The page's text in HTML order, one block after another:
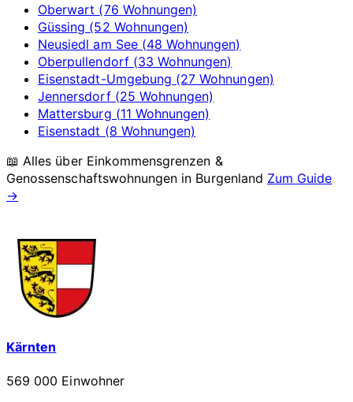
Oberwart (76 Wohnungen)
Güssing (52 Wohnungen)
Neusiedl am See (48 Wohnungen)
Oberpullendorf (33 Wohnungen)
Eisenstadt-Umgebung (27 Wohnungen)
Jennersdorf (25 Wohnungen)
Mattersburg (11 Wohnungen)
Eisenstadt (8 Wohnungen)
📖 Alles über Einkommensgrenzen &
Genossenschaftswohnungen in Burgenland Zum Guide
→
Kärnten
569 000 Einwohner